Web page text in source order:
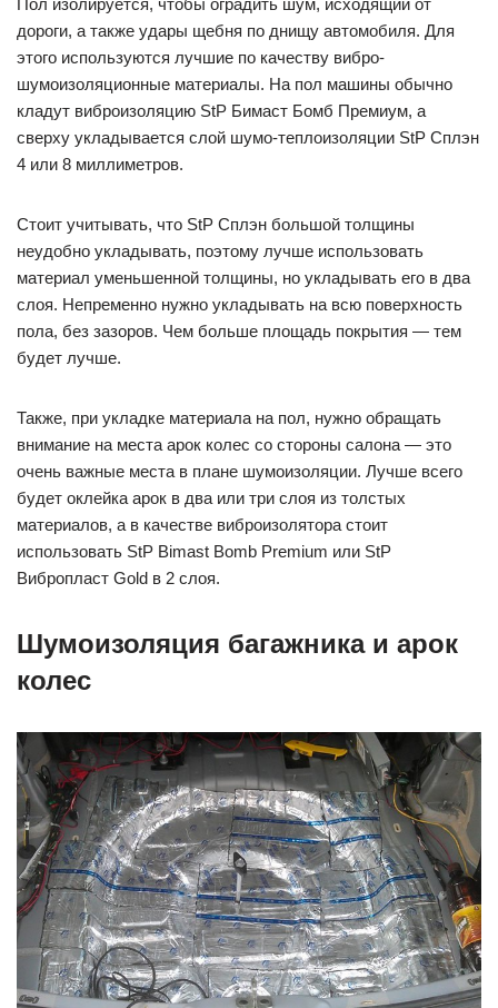
Пол изолируется, чтобы оградить шум, исходящий от
дороги, а также удары щебня по днищу автомобиля. Для
этого используются лучшие по качеству вибро-
шумоизоляционные материалы. На пол машины обычно
кладут виброизоляцию StP Бимаст Бомб Премиум, а
сверху укладывается слой шумо-теплоизоляции StP Сплэн
4 или 8 миллиметров.
Стоит учитывать, что StP Сплэн большой толщины
неудобно укладывать, поэтому лучше использовать
материал уменьшенной толщины, но укладывать его в два
слоя. Непременно нужно укладывать на всю поверхность
пола, без зазоров. Чем больше площадь покрытия — тем
будет лучше.
Также, при укладке материала на пол, нужно обращать
внимание на места арок колес со стороны салона — это
очень важные места в плане шумоизоляции. Лучше всего
будет оклейка арок в два или три слоя из толстых
материалов, а в качестве виброизолятора стоит
использовать StP Bimast Bomb Premium или StP
Вибропласт Gold в 2 слоя.
Шумоизоляция багажника и арок
колес